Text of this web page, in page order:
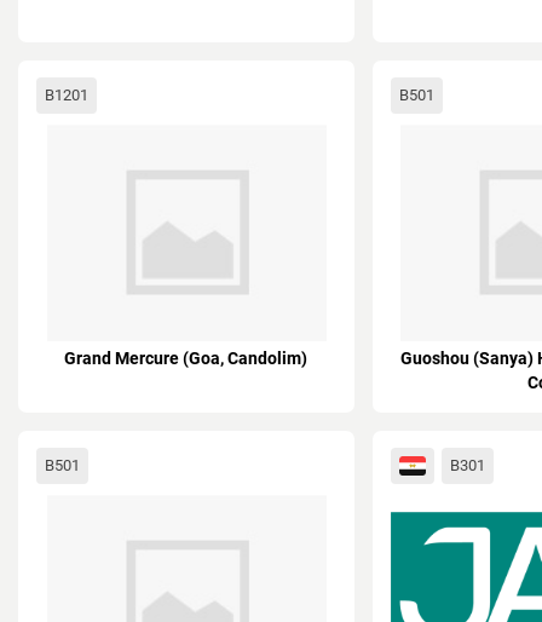
B1201
Grand Mercure (Goa, Candolim)
B501
Guoshou (Sanya)
B501 B301